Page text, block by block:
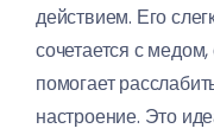
действием. Его
сочетается с
помогает
настроение. Это